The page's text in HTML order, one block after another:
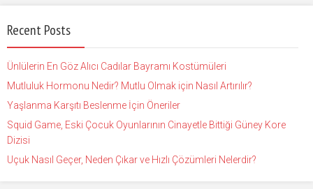
Recent Posts
Ünlülerin En Göz Alıcı Cadılar Bayramı Kostümüleri
Mutluluk Hormonu Nedir? Mutlu Olmak için Nasıl Artırılır?
Yaşlanma Karşıtı Beslenme İçin Öneriler
Squid Game, Eski Çocuk Oyunlarının Cinayetle Bittiği Güney Kore
Dizisi
Uçuk Nasıl Geçer, Neden Çıkar ve Hızlı Çözümleri Nelerdir?